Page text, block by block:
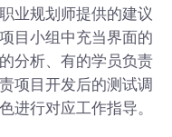
业规划师提供的建议
目小组中充当界面的
分析、有的学员负责
项目开发后的测试调
进行对应工作指导。